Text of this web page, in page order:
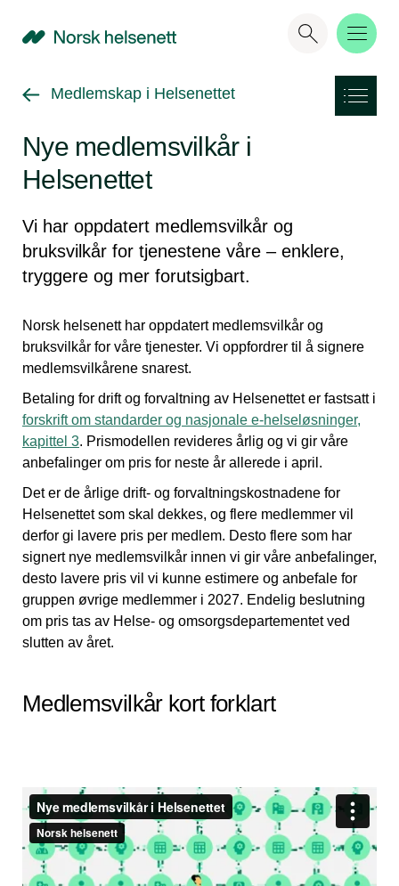
NHN
Gå tilbake til
Medlemskap i Helsenettet
Nye medlemsvilkår i
Helsenettet
Vi har oppdatert medlemsvilkår og
bruksvilkår for tjenestene våre – enklere,
tryggere og mer forutsigbart.
Norsk helsenett har oppdatert medlemsvilkår og
bruksvilkår for våre tjenester. Vi oppfordrer til å signere
medlemsvilkårene snarest.
Betaling for drift og forvaltning av Helsenettet er fastsatt i
forskrift om standarder og nasjonale e-helseløsninger,
kapittel 3. Prismodellen revideres årlig og vi gir våre
anbefalinger om pris for neste år allerede i april.
Det er de årlige drift- og forvaltningskostnadene for
Helsenettet som skal dekkes, og flere medlemmer vil
derfor gi lavere pris per medlem. Desto flere som har
signert nye medlemsvilkår innen vi gir våre anbefalinger,
desto lavere pris vil vi kunne estimere og anbefale for
gruppen øvrige medlemmer i 2027. Endelig beslutning
om pris tas av Helse- og omsorgsdepartementet ved
slutten av året.
Medlemsvilkår kort forklart